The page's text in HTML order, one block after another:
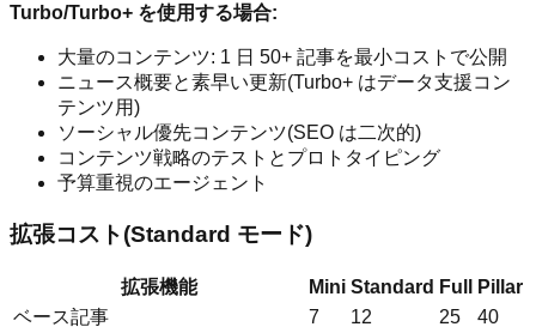
Turbo/Turbo+ を使用する場合:
大量のコンテンツ: 1 日 50+ 記事を最小コストで公開
ニュース概要と素早い更新(Turbo+ はデータ支援コン
テンツ用)
ソーシャル優先コンテンツ(SEO は二次的)
コンテンツ戦略のテストとプロトタイピング
予算重視のエージェント
拡張コスト(Standard モード)
拡張機能 Mini Standard Full
Pillar
ベース記事
7 12 25
40